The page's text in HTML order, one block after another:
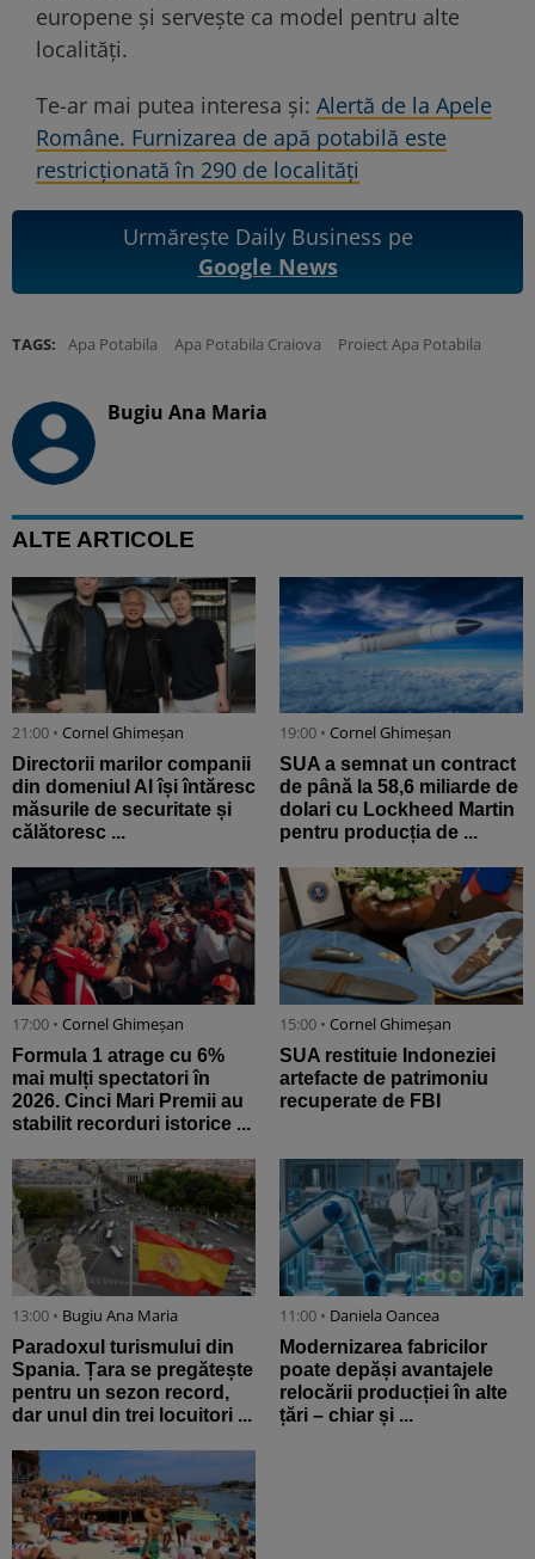
europene și servește ca model pentru alte
localități.
Te-ar mai putea interesa și: Alertă de la Apele
Române. Furnizarea de apă potabilă este
restricţionată în 290 de localităţi
Urmărește Daily Business pe
Google News
TAGS: Apa Potabila Apa Potabila Craiova Proiect Apa Potabila
Bugiu ⁠Ana Maria
ALTE ARTICOLE
21:00 • Cornel Ghimeșan
Directorii marilor companii
din domeniul AI își întăresc
măsurile de securitate și
călătoresc ...
19:00 • Cornel Ghimeșan
SUA a semnat un contract
de până la 58,6 miliarde de
dolari cu Lockheed Martin
pentru producția de ...
17:00 • Cornel Ghimeșan
Formula 1 atrage cu 6%
mai mulți spectatori în
2026. Cinci Mari Premii au
stabilit recorduri istorice ...
15:00 • Cornel Ghimeșan
SUA restituie Indoneziei
artefacte de patrimoniu
recuperate de FBI
13:00 • Bugiu ⁠Ana Maria
Paradoxul turismului din
Spania. Țara se pregătește
pentru un sezon record,
dar unul din trei locuitori ...
11:00 • Daniela Oancea
Modernizarea fabricilor
poate depăși avantajele
relocării producției în alte
țări – chiar și ...